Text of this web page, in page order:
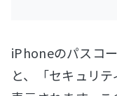
iPhoneのパスコ
と、「セキュリ